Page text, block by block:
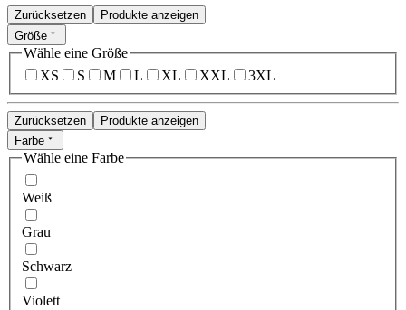
Zurücksetzen
Produkte anzeigen
Größe
Wähle eine Größe
XS
S M L XL XXL 3XL
Zurücksetzen
Produkte anzeigen
Farbe
Wähle eine Farbe
Weiß
Grau
Schwarz
Violett